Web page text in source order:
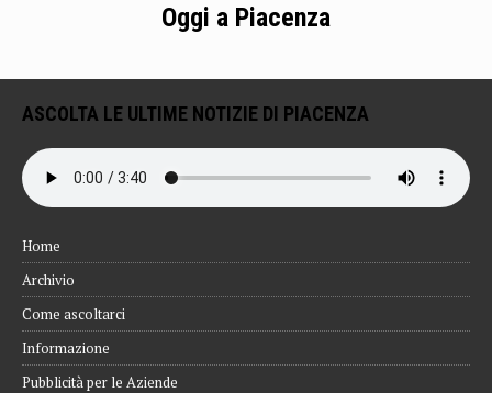
Oggi a Piacenza
ASCOLTA LE ULTIME NOTIZIE DI PIACENZA
Home
Archivio
Come ascoltarci
Informazione
Pubblicità per le Aziende